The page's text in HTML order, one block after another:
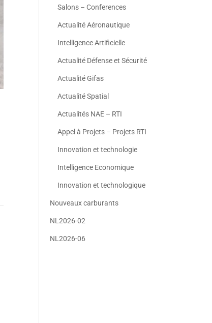
Salons – Conferences
Actualité Aéronautique
Intelligence Artificielle
Actualité Défense et Sécurité
Actualité Gifas
Actualité Spatial
Actualités NAE – RTI
Appel à Projets – Projets RTI
Innovation et technologie
Intelligence Economique
Innovation et technologique
Nouveaux carburants
NL2026-02
NL2026-06